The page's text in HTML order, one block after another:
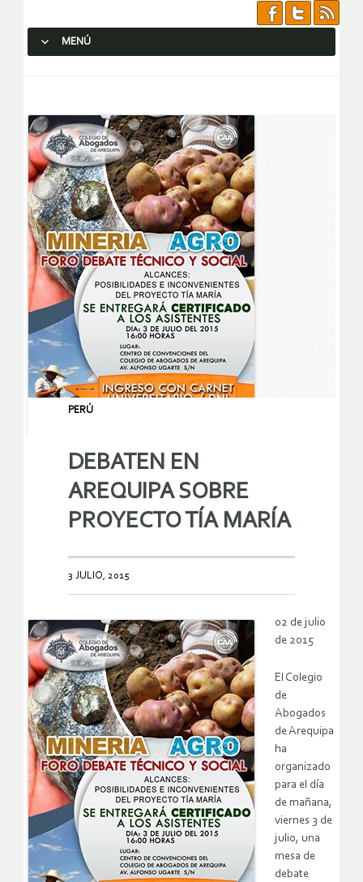
MENÚ
PERÚ
DEBATEN EN
AREQUIPA SOBRE
PROYECTO TÍA MARÍA
3 JULIO, 2015
02 de julio
de 2015
El Colegio
de
Abogados
de Arequipa
ha
organizado
para el día
de mañana,
viernes 3 de
julio, una
mesa de
debate